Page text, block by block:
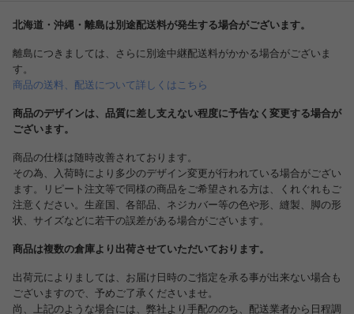
北海道・沖縄・離島は別途配送料が発生する場合がございます。
離島につきましては、さらに別途中継配送料がかかる場合がございま
す。
商品の送料、配送について詳しくはこちら
商品のデザインは、品質に差し支えない程度に予告なく変更する場合が
ございます。
商品の仕様は随時改善されております。
その為、入荷時により多少のデザイン変更が行われている場合がござい
ます。リピート注文等で同様の商品をご希望される方は、くれぐれもご
注意ください。生産国、各部品、ネジカバー等の色や形、縫製、脚の形
状、サイズなどに若干の誤差がある場合がございます。
商品は複数の倉庫より出荷させていただいております。
出荷元によりましては、お届け日時のご指定を承る事が出来ない場合も
ございますので、予めご了承くださいませ。
尚、上記のような場合には、弊社より手配ののち、配送業者から日程調